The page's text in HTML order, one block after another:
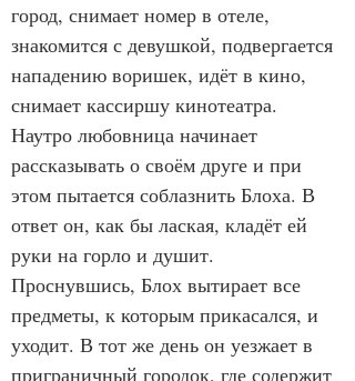
город, снимает номер в отеле,
знакомится с девушкой, подвергается
нападению воришек, идёт в кино,
снимает кассиршу кинотеатра.
Наутро любовница начинает
рассказывать о своём друге и при
этом пытается соблазнить Блоха. В
ответ он, как бы лаская, кладёт ей
руки на горло и душит.
Проснувшись, Блох вытирает все
предметы, к которым прикасался, и
уходит. В тот же день он уезжает в
приграничный городок, где содержит